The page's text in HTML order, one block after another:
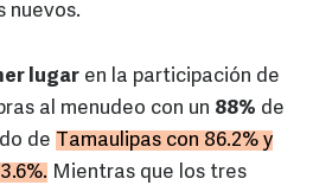
nuevos.
lugar en la participación de
al menudeo con un 88% de
de Tamaulipas con 86.2% y
Mientras que los tres